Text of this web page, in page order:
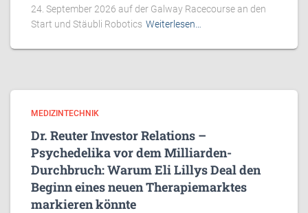
24. September 2026 auf der Galway Racecourse an den
Start und Stäubli Robotics Weiterlesen…
MEDIZINTECHNIK
Dr. Reuter Investor Relations –
Psychedelika vor dem Milliarden-
Durchbruch: Warum Eli Lillys Deal den
Beginn eines neuen Therapiemarktes
markieren könnte